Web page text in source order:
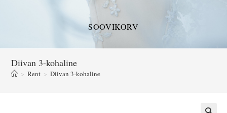
SOOVIKORV
Diivan 3-kohaline
> Rent > Diivan 3-kohaline